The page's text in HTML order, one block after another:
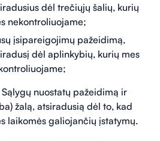
dėl trečiųjų šalių, kurių
nekontroliuojame;
įsipareigojimų pažeidimą,
dėl aplinkybių, kurių mes
Sąlygų nuostatų pažeidimą ir
žalą, atsiradusią dėl to, kad
laikomės galiojančių įstatymų.